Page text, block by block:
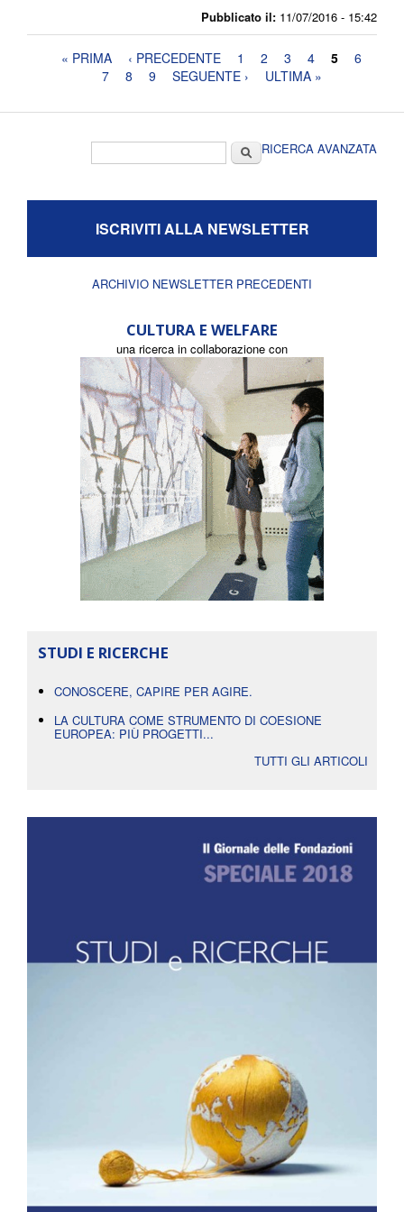
Pubblicato il: 11/07/2016 - 15:42
Pagine« PRIMA ‹ PRECEDENTE 1 2 3 4 5
6
7
8 9 SEGUENTE › ULTIMA »
CercaRICERCA AVANZATA
ISCRIVITI ALLA NEWSLETTER
ARCHIVIO NEWSLETTER PRECEDENTI
CULTURA E WELFARE
una ricerca in collaborazione con
STUDI E RICERCHE
CONOSCERE, CAPIRE PER AGIRE.
LA CULTURA COME STRUMENTO DI COESIONE
EUROPEA: PIÙ PROGETTI...
TUTTI GLI ARTICOLI